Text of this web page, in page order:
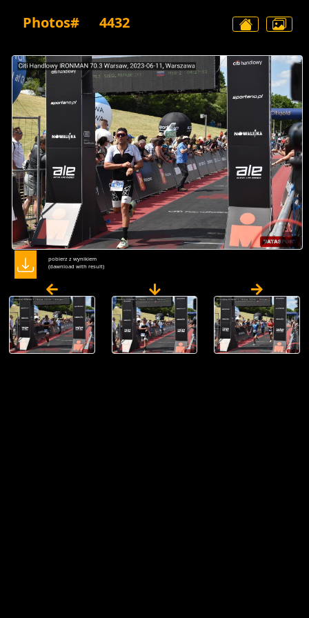
Photos# 4432
pobierz z wynikiem
(dawnload with result)